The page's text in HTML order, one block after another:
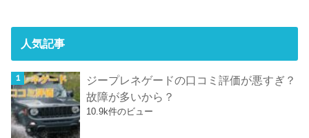
人気記事
ジープレネゲードの口コミ評価が悪すぎ？
故障が多いから？
10.9k件のビュー